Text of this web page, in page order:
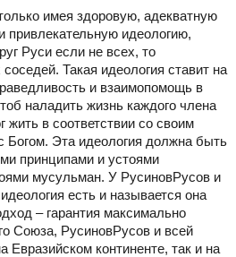
имея здоровую, адекватную
привлекательную идеологию,
Руси если не всех, то
Такая идеология ставит на
и взаимопомощь в
наладить жизнь каждого члена
жить в соответствии со своим
Богом. Эта идеология должна быть
принципами и устоями
мусульман. У РусиновРусов и
есть и называется она
– гарантия максимально
Союза, РусиновРусов и всей
Евразийском континенте, так и на